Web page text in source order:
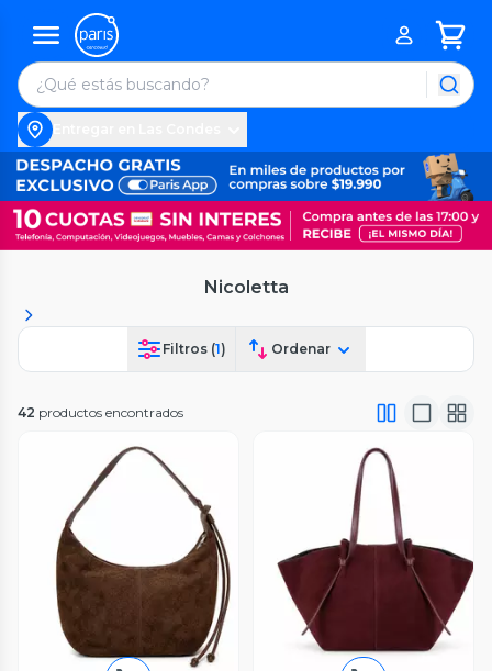
Nicoletta
Filtros (1) Ordenar
42 productos encontrados